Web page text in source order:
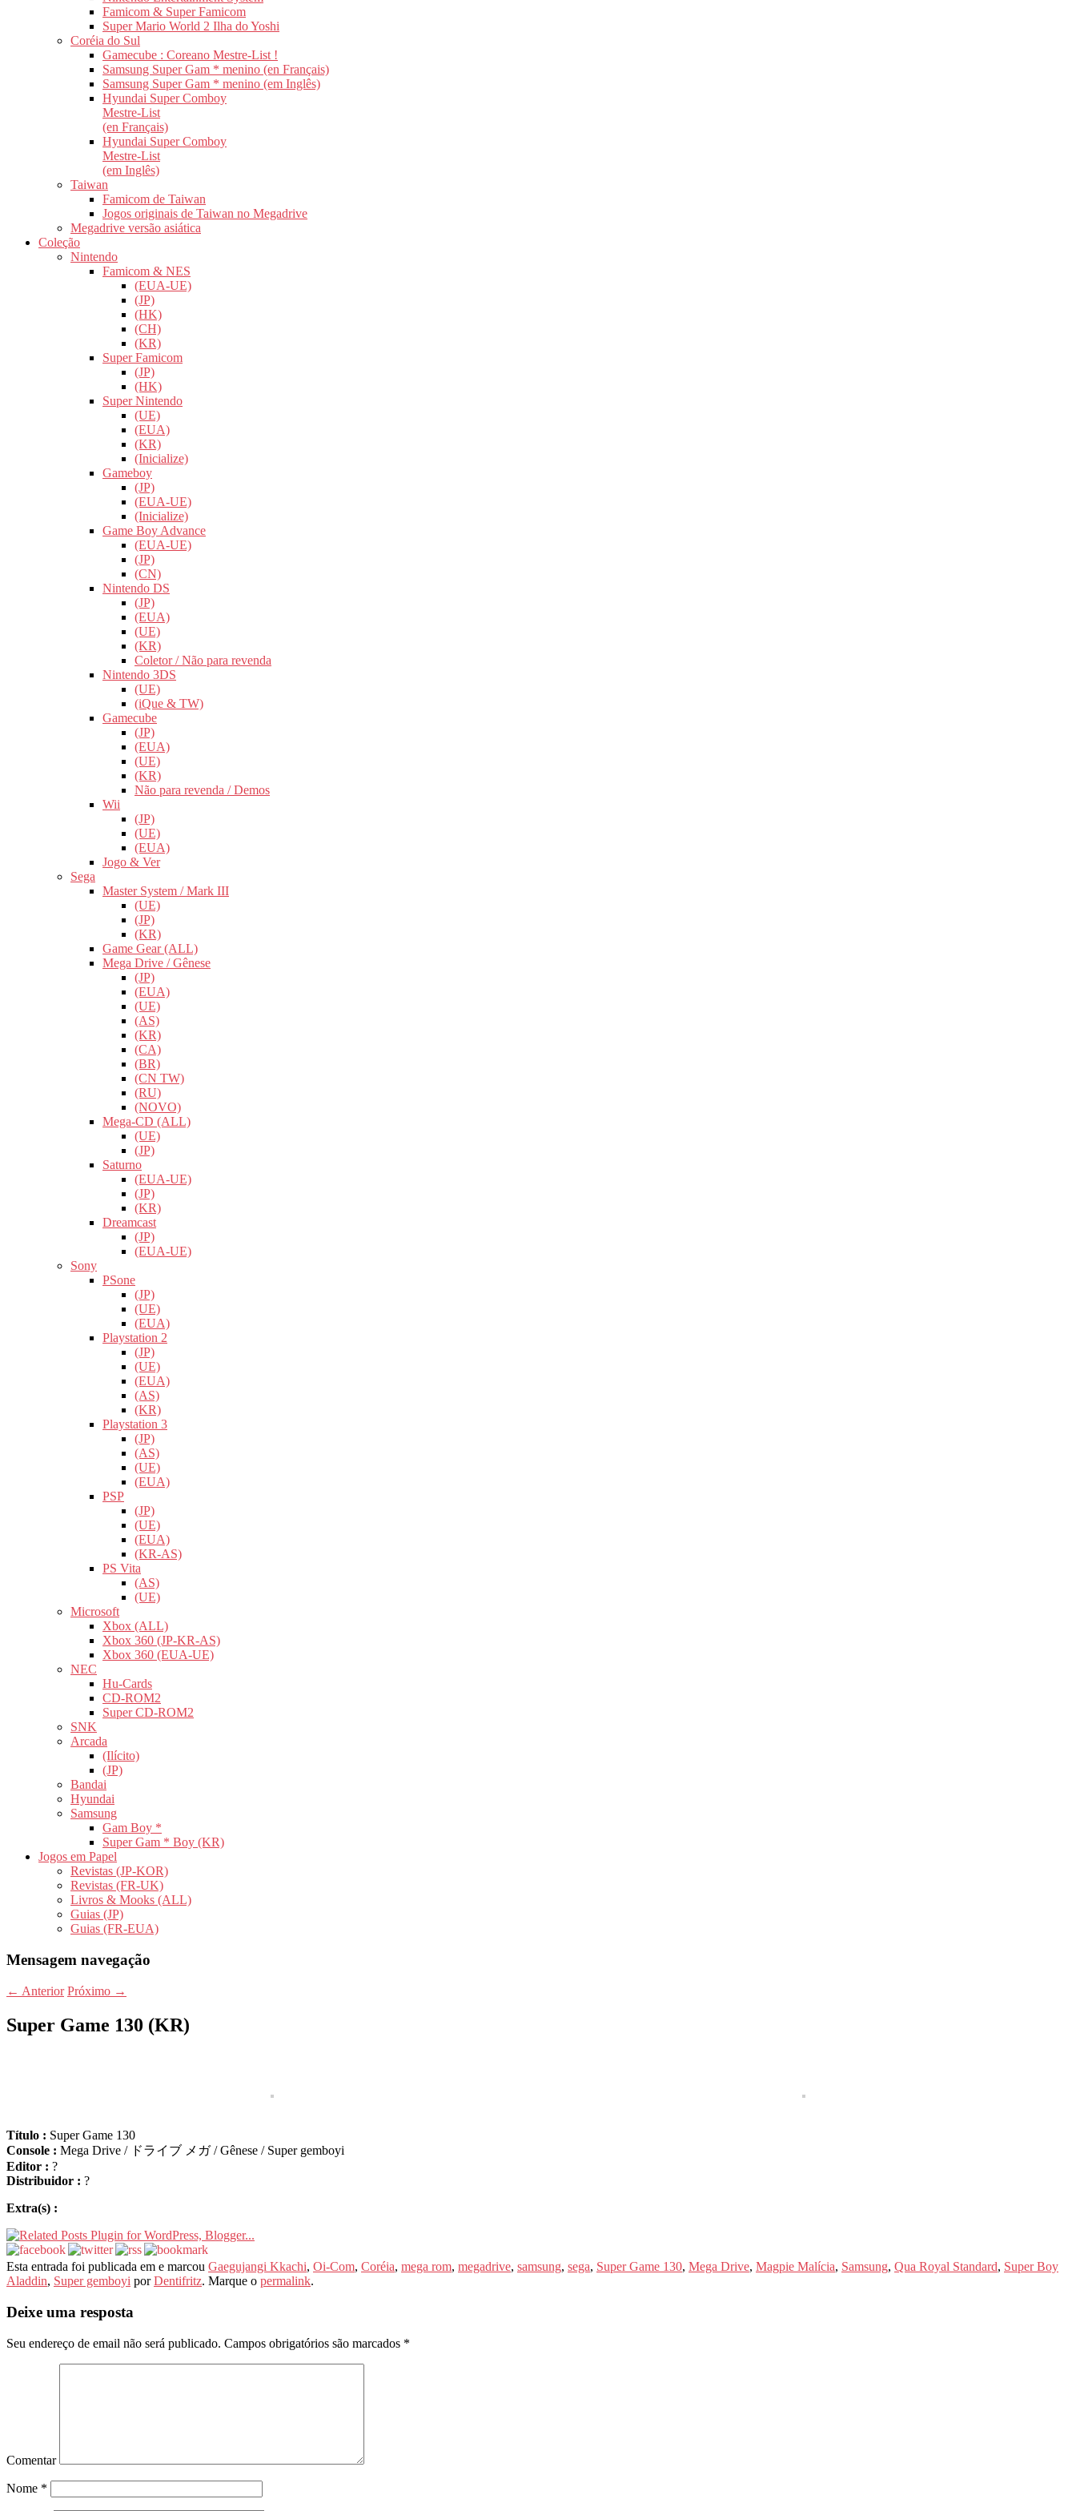
Famicom & Super Famicom
Super Mario World 2 Ilha do Yoshi
Coréia do Sul
Gamecube : Coreano Mestre-List !
Samsung Super Gam * menino (en Français)
Samsung Super Gam * menino (em Inglês)
Hyundai Super Comboy
Mestre-List
(en Français)
Hyundai Super Comboy
Mestre-List
(em Inglês)
Taiwan
Famicom de Taiwan
Jogos originais de Taiwan no Megadrive
Megadrive versão asiática
Coleção
Nintendo
Famicom & NES
(EUA-UE)
(JP)
(HK)
(CH)
(KR)
Super Famicom
(JP)
(HK)
Super Nintendo
(UE)
(EUA)
(KR)
(Inicialize)
Gameboy
(JP)
(EUA-UE)
(Inicialize)
Game Boy Advance
(EUA-UE)
(JP)
(CN)
Nintendo DS
(JP)
(EUA)
(UE)
(KR)
Coletor / Não para revenda
Nintendo 3DS
(UE)
(iQue & TW)
Gamecube
(JP)
(EUA)
(UE)
(KR)
Não para revenda / Demos
Wii
(JP)
(UE)
(EUA)
Jogo & Ver
Sega
Master System / Mark III
(UE)
(JP)
(KR)
Game Gear (ALL)
Mega Drive / Gênese
(JP)
(EUA)
(UE)
(AS)
(KR)
(CA)
(BR)
(CN TW)
(RU)
(NOVO)
Mega-CD (ALL)
(UE)
(JP)
Saturno
(EUA-UE)
(JP)
(KR)
Dreamcast
(JP)
(EUA-UE)
Sony
PSone
(JP)
(UE)
(EUA)
Playstation 2
(JP)
(UE)
(EUA)
(AS)
(KR)
Playstation 3
(JP)
(AS)
(UE)
(EUA)
PSP
(JP)
(UE)
(EUA)
(KR-AS)
PS Vita
(AS)
(UE)
Microsoft
Xbox (ALL)
Xbox 360 (JP-KR-AS)
Xbox 360 (EUA-UE)
NEC
Hu-Cards
CD-ROM2
Super CD-ROM2
SNK
Arcada
(Ilícito)
(JP)
Bandai
Hyundai
Samsung
Gam Boy *
Super Gam * Boy (KR)
Jogos em Papel
Revistas (JP-KOR)
Revistas (FR-UK)
Livros & Mooks (ALL)
Guias (JP)
Guias (FR-EUA)
Mensagem navegação
← Anterior Próximo →
Super Game 130 (KR)
Título : Super Game 130
Console : Mega Drive / ドライブ メガ / Gênese / Super gemboyi
Editor : ?
Distribuidor : ?
Extra(s) :
Esta entrada foi publicada em e marcou Gaegujangi Kkachi, Oi-Com, Coréia, mega rom, megadrive, samsung, sega, Super Game 130, Mega Drive, Magpie Malícia, Samsung, Qua Royal Standard, Super Boy
Aladdin, Super gemboyi porDentifritz. Marque o permalink.
Deixe uma resposta
Seu endereço de email não será publicado. Campos obrigatórios são marcados *
Comentar
Nome *